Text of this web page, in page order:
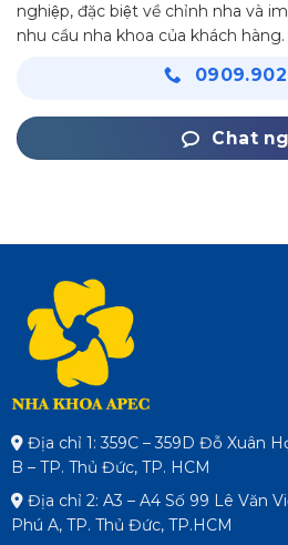
nghiệp, đặc biệt về chỉnh nha và
nhu cầu nha khoa của khách hàng.
Chat
Địa chỉ 1: 359C – 359D Đỗ Xuân
B – TP. Thủ Đức, TP. HCM
Địa chỉ 2: A3 – A4 Số 99 Lê Văn
Phú A, TP. Thủ Đức, TP.HCM